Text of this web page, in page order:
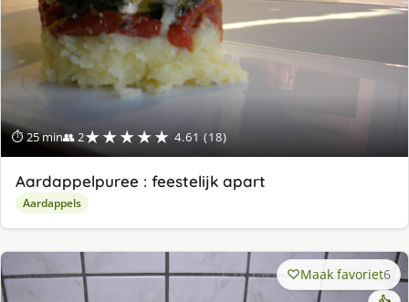
⏱ 25 min👥 2★★★★★ 4.61 (18)
Aardappelpuree : feestelijk apart
Aardappels
Maak favoriet6